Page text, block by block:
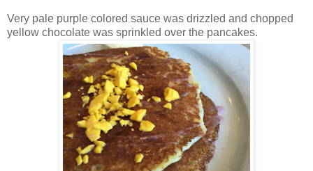
Very pale purple colored sauce was drizzled and chopped
yellow chocolate was sprinkled over the pancakes.